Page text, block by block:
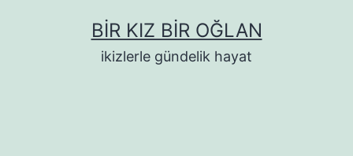
BIR KIZ BIR OĞLAN
ikizlerle gündelik hayat